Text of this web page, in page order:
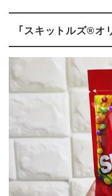
「スキットルズ®オ